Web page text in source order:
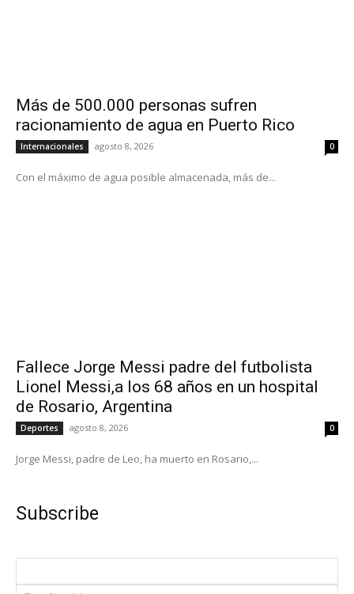
Más de 500.000 personas sufren
racionamiento de agua en Puerto Rico
Internacionales agosto 8, 2026 0
Con el máximo de agua posible almacenada, más de...
Fallece Jorge Messi padre del futbolista
Lionel Messi,a los 68 años en un hospital
de Rosario, Argentina
Deportes agosto 8, 2026 0
Jorge Messi, padre de Leo, ha muerto en Rosario,...
Subscribe